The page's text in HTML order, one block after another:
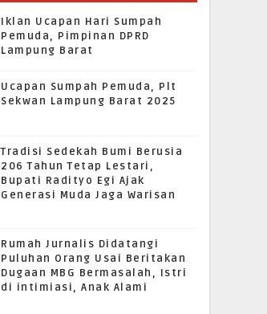
Iklan Ucapan Hari Sumpah
Pemuda, Pimpinan DPRD
Lampung Barat
Ucapan Sumpah Pemuda, Plt
Sekwan Lampung Barat 2025
Tradisi Sedekah Bumi Berusia
206 Tahun Tetap Lestari,
Bupati Radityo Egi Ajak
Generasi Muda Jaga Warisan
Rumah Jurnalis Didatangi
Puluhan Orang Usai Beritakan
Dugaan MBG Bermasalah, Istri
di intimiasi, Anak Alami